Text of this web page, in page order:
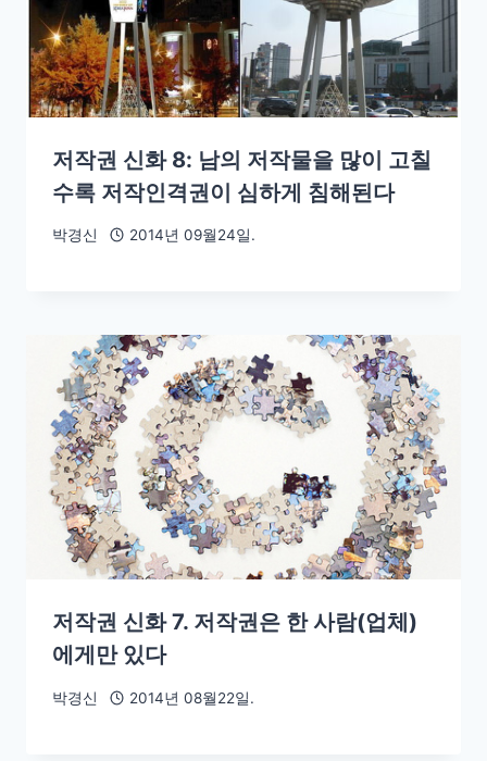
저작권 신화 8: 남의 저작물을 많이 고칠
수록 저작인격권이 심하게 침해된다
박경신 2014년 09월24일.
저작권 신화 7. 저작권은 한 사람(업체)
에게만 있다
박경신 2014년 08월22일.